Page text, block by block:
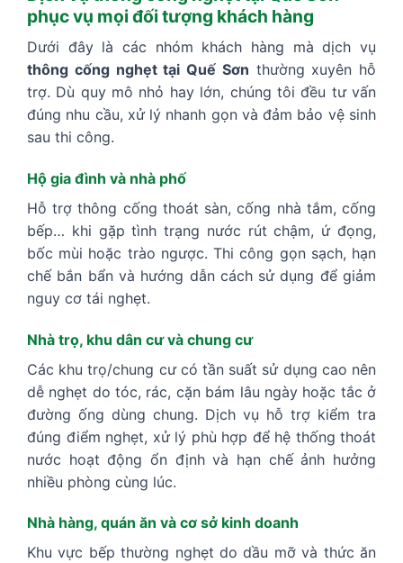
phục vụ mọi đối tượng khách hàng
Dưới đây là các nhóm khách hàng mà dịch vụ
thông cống nghẹt tại Quế Sơn thường xuyên hỗ
trợ. Dù quy mô nhỏ hay lớn, chúng tôi đều tư vấn
đúng nhu cầu, xử lý nhanh gọn và đảm bảo vệ sinh
sau thi công.
Hộ gia đình và nhà phố
Hỗ trợ thông cống thoát sàn, cống nhà tắm, cống
bếp… khi gặp tình trạng nước rút chậm, ứ đọng,
bốc mùi hoặc trào ngược. Thi công gọn sạch, hạn
chế bắn bẩn và hướng dẫn cách sử dụng để giảm
nguy cơ tái nghẹt.
Nhà trọ, khu dân cư và chung cư
Các khu trọ/chung cư có tần suất sử dụng cao nên
dễ nghẹt do tóc, rác, cặn bám lâu ngày hoặc tắc ở
đường ống dùng chung. Dịch vụ hỗ trợ kiểm tra
đúng điểm nghẹt, xử lý phù hợp để hệ thống thoát
nước hoạt động ổn định và hạn chế ảnh hưởng
nhiều phòng cùng lúc.
Nhà hàng, quán ăn và cơ sở kinh doanh
Khu vực bếp thường nghẹt do dầu mỡ và thức ăn